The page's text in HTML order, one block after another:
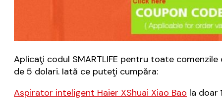
Aplicaţi codul SMARTLIFE pentru toate
de 5 dolari. Iată ce puteţi cumpăra:
Aspirator inteligent Haier XShuai Xiao Bao la doar